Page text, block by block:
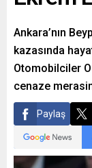
Ankara’nın
kazasında
Otomobilciler
cenaze
Paylaş